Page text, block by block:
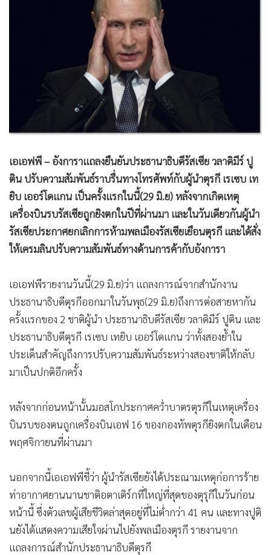
Special Scoop
เศรษฐกิจ-ธุรกิจ
• จีน
ชุมชน-คุณภาพชีวิต
• อาชญากรรม
• Motoring
• เกม
• วิทยาศาสตร์
• SMEs
• อินโดจีน
• กองทุนรวม
• Celeb Online
• Factcheck
• ญี่ปุ่น
• News1
Gotomanager
เอเอฟพี – อังการาแถลงยืนยันประธานาธิบดีรัสเซีย วลาดิมีร์ ปู
ติน ปรับความสัมพันธ์ราบรื่นทางโทรศัพท์กับผู้นำตุรกี เรเซบ เท
ยิบ เออร์โดแกน เป็นครั้งแรกในนี้(29 มิ.ย) หลังจากเกิดเหตุ
เครื่องบินรบรัสเซียถูกยิงตกในปีที่ผ่านมา และในวันเดียวกันผู้นำ
รัสเซียประกาศยกเลิกการห้ามพลเมืองรัสเซียเยือนตุรกี และได้สั่ง
ให้เครมลินปรับความสัมพันธ์ทางด้านการค้ากับอังการา
เอเอฟพีรายงานวันนี้(29 มิ.ย)ว่า แถลงการณ์จากสำนักงาน
ประธานาธิบดีตุรกีออกมาในวันพุธ(29 มิ.ย)ถึงการต่อสายหากัน
ครั้งแรกของ 2 ชาติผู้นำ ประธานาธิบดีรัสเซีย วลาดิมีร์ ปูติน และ
ประธานาธิบดีตุรกี เรเซบ เทยิบ เออร์โดแกน ว่าทั้งสองย้ำใน
ประเด็นสำคัญถึงการปรับความสัมพันธ์ระหว่างสองชาติให้กลับ
มาเป็นปกติอีกครั้ง
หลังจากก่อนหน้านั้นมอสโกประกาศคว่ำบาตรตุรกีในเหตุเครื่อง
บินรบของตนถูกเครื่องบินเอฟ 16 ของกองทัพตุรกียิงตกในเดือน
พฤศจิกายนที่ผ่านมา
นอกจากนี้เอเอฟพีชี้ว่า ผู้นำรัสเซียยังได้ประณามเหตุก่อการร้าย
ท่าอากาศยานนานชาติอตาเติร์กที่ใหญ่ที่สุดของตุรุกีในวันก่อน
หน้านี้ ซึ่งตัวเลขผู้เสียชีวิตล่าสุดอยู่ที่ไม่ต่ำกว่า 41 คน และทางปูติ
นยังได้แสดงความเสียใจผ่านไปยังพลเมืองตุรกี รายงานจาก
แถลงการณ์สำนักประธานาธิบดีตุรกี